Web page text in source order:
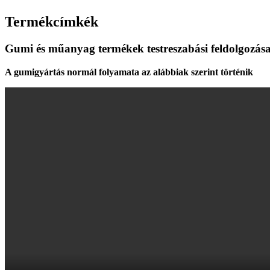
Termékcímkék
Gumi és műanyag termékek testreszabási
A gumigyártás normál folyamata az alábbiak szerint történik